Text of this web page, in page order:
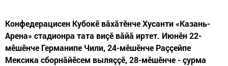
Конфедерацисен Кубокӗ вăхăтӗнче Хусанти «Казань-
Арена» стадионра тата виçӗ вăйă иртет. Июнӗн 22-
мӗшӗнче Германипе Чили, 24-мӗшӗнче Раççейпе
Мексика сборнăйӗсем выляççӗ, 28-мӗшӗнче - çурма